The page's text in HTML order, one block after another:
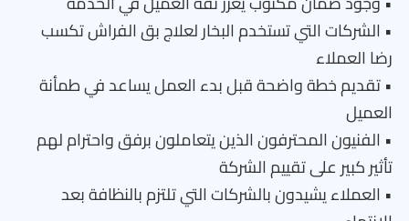
• الشركات التي تستخدم البخار لعلاج بق الفراش تكسب
رضا العملاء
• تقديم خطة واضحة قبل بدء العمل يساعد في طمأنة
العميل
• الفنيون المحترفون الذين يتعاملون برفق واحترام لهم
تأثير كبير على تقييم الشركة
• العملاء يشيدون بالشركات التي تلتزم بالنظافة بعد